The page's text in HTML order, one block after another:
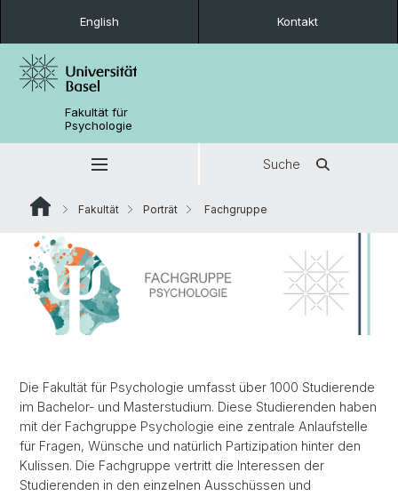
English Kontakt
Fakultät für
Psychologie
Suche
Fakultät Porträt Fachgruppe
Die Fakultät für Psychologie umfasst über 1000 Studierende
im Bachelor- und Masterstudium. Diese Studierenden haben
mit der Fachgruppe Psychologie eine zentrale Anlaufstelle
für Fragen, Wünsche und natürlich Partizipation hinter den
Kulissen. Die Fachgruppe vertritt die Interessen der
Studierenden in den einzelnen Ausschüssen und